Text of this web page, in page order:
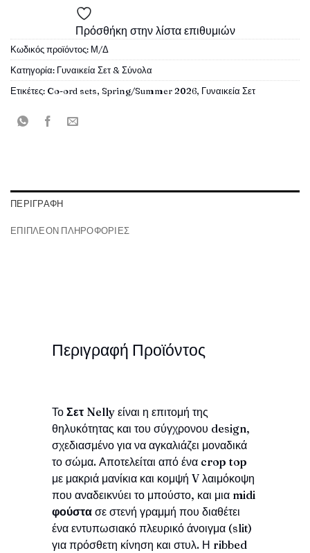
Πρόσθήκη στην λίστα επιθυμιών
Κωδικός προϊόντος: Μ/Δ
Κατηγορία: Γυναικεία Σετ & Σύνολα
Ετικέτες: Co-ord sets, Spring/Summer 2026, Γυναικεία Σετ
ΠΕΡΙΓΡΑΦΉ
ΕΠΙΠΛΈΟΝ ΠΛΗΡΟΦΟΡΊΕΣ
Περιγραφή Προϊόντος
Το Σετ Nelly είναι η επιτομή της
θηλυκότητας και του σύγχρονου design,
σχεδιασμένο για να αγκαλιάζει μοναδικά
το σώμα. Αποτελείται από ένα crop top
με μακριά μανίκια και κομψή V λαιμόκοψη
που αναδεικνύει το μπούστο, και μια midi
φούστα σε στενή γραμμή που διαθέτει
ένα εντυπωσιακό πλευρικό άνοιγμα (slit)
για πρόσθετη κίνηση και στυλ. Η ribbed